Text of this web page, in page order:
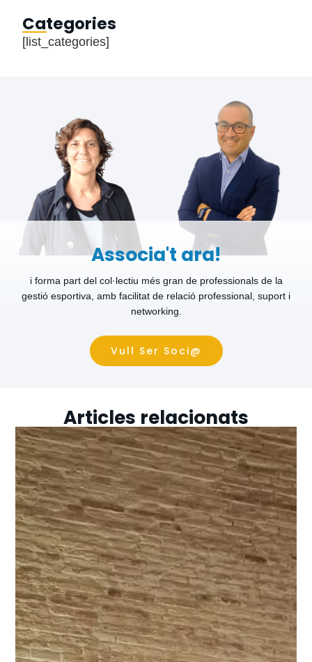
Categories
[list_categories]
Associa't ara!
i forma part del col·lectiu més gran de professionals de la
gestió esportiva, amb facilitat de relació professional, suport i
networking.
Vull Ser Soci@
Articles relacionats